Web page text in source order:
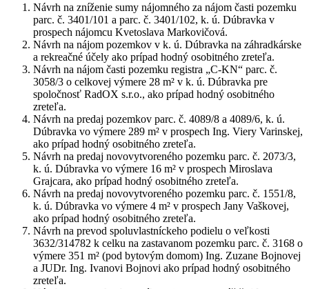
Návrh na zníženie sumy nájomného za nájom časti pozemku
parc. č. 3401/101 a parc. č. 3401/102, k. ú. Dúbravka v
prospech nájomcu Kvetoslava Markovičová.
Návrh na nájom pozemkov v k. ú. Dúbravka na záhradkárske
a rekreačné účely ako prípad hodný osobitného zreteľa.
Návrh na nájom časti pozemku registra „C-KN“ parc. č.
3058/3 o celkovej výmere 28 m² v k. ú. Dúbravka pre
spoločnosť RadOX s.r.o., ako prípad hodný osobitného
zreteľa.
Návrh na predaj pozemkov parc. č. 4089/8 a 4089/6, k. ú.
Dúbravka vo výmere 289 m² v prospech Ing. Viery Varinskej,
ako prípad hodný osobitného zreteľa.
Návrh na predaj novovytvoreného pozemku parc. č. 2073/3,
k. ú. Dúbravka vo výmere 16 m² v prospech Miroslava
Grajcara, ako prípad hodný osobitného zreteľa.
Návrh na predaj novovytvoreného pozemku parc. č. 1551/8,
k. ú. Dúbravka vo výmere 4 m² v prospech Jany Vaškovej,
ako prípad hodný osobitného zreteľa.
Návrh na prevod spoluvlastníckeho podielu o veľkosti
3632/314782 k celku na zastavanom pozemku parc. č. 3168 o
výmere 351 m² (pod bytovým domom) Ing. Zuzane Bojnovej
a JUDr. Ing. Ivanovi Bojnovi ako prípad hodný osobitného
zreteľa.